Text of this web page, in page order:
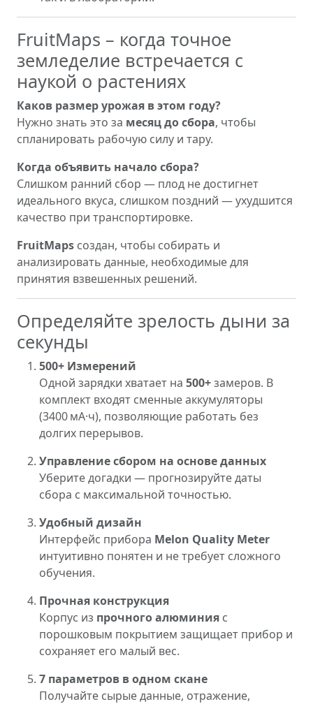
FruitMaps – когда точное
земледелие встречается с
наукой о растениях
Каков размер урожая в этом году?
Нужно знать это за месяц до сбора, чтобы
спланировать рабочую силу и тару.
Когда объявить начало сбора?
Слишком ранний сбор — плод не достигнет
идеального вкуса, слишком поздний — ухудшится
качество при транспортировке.
FruitMaps создан, чтобы собирать и
анализировать данные, необходимые для
принятия взвешенных решений.
Определяйте зрелость дыни за
секунды
500+ Измерений
Одной зарядки хватает на 500+замеров. В
комплект входят сменные аккумуляторы
(3400 мА·ч), позволяющие работать без
долгих перерывов.
Управление сбором на основе данных
Уберите догадки — прогнозируйте даты
сбора с максимальной точностью.
Удобный дизайн
Интерфейс прибора Melon Quality Meter
интуитивно понятен и не требует сложного
обучения.
Прочная конструкция
Корпус из прочного алюминия с
порошковым покрытием защищает прибор и
сохраняет его малый вес.
7 параметров в одном скане
Получайте сырые данные, отражение,